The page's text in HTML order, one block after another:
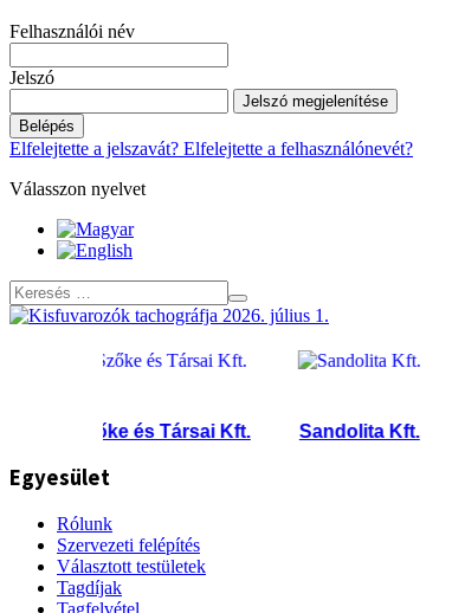
Felhasználói név
Jelszó
Jelszó megjelenítése
Belépés
Elfelejtette a jelszavát? Elfelejtette a felhasználónevét?
Válasszon nyelvet
Szőke és Társai Kft. Sandolita Kft.
Egyesület
Rólunk
Szervezeti felépítés
Választott testületek
Tagdíjak